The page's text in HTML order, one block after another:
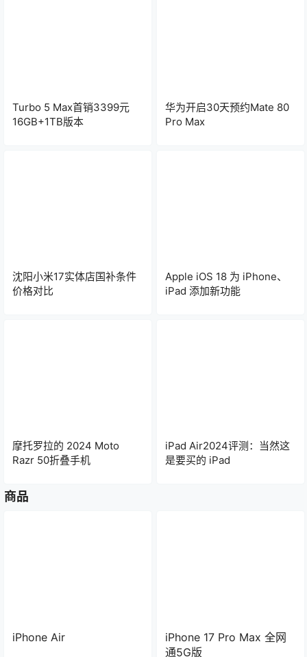
Turbo 5 Max首销3399元
16GB+1TB版本
华为开启30天预约Mate 80
Pro Max
沈阳小米17实体店国补条件
价格对比
Apple iOS 18 为 iPhone、
iPad 添加新功能
摩托罗拉的 2024 Moto
Razr 50折叠手机
iPad Air2024评测：当然这
是要买的 iPad
商品
iPhone Air
iPhone 17 Pro Max 全网
通5G版